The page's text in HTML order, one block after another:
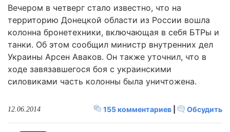
Вечером в четверг стало известно, что на
территорию Донецкой области из России вошла
колонна бронетехники, включающая в себя БТРы и
танки. Об этом сообщил министр внутренних дел
Украины Арсен Аваков. Он также уточнил, что в
ходе завязавшегося боя с украинскими
силовиками часть колонны была уничтожена.
155 комментариев Обсудить
12.06.2014